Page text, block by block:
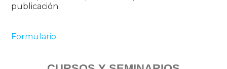
publicación.
Formulario.